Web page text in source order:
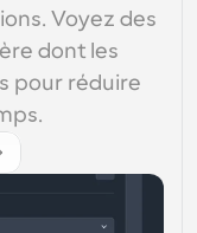
Voyez des
dont les
pour réduire